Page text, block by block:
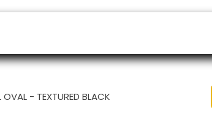
- TEXTURED BLACK